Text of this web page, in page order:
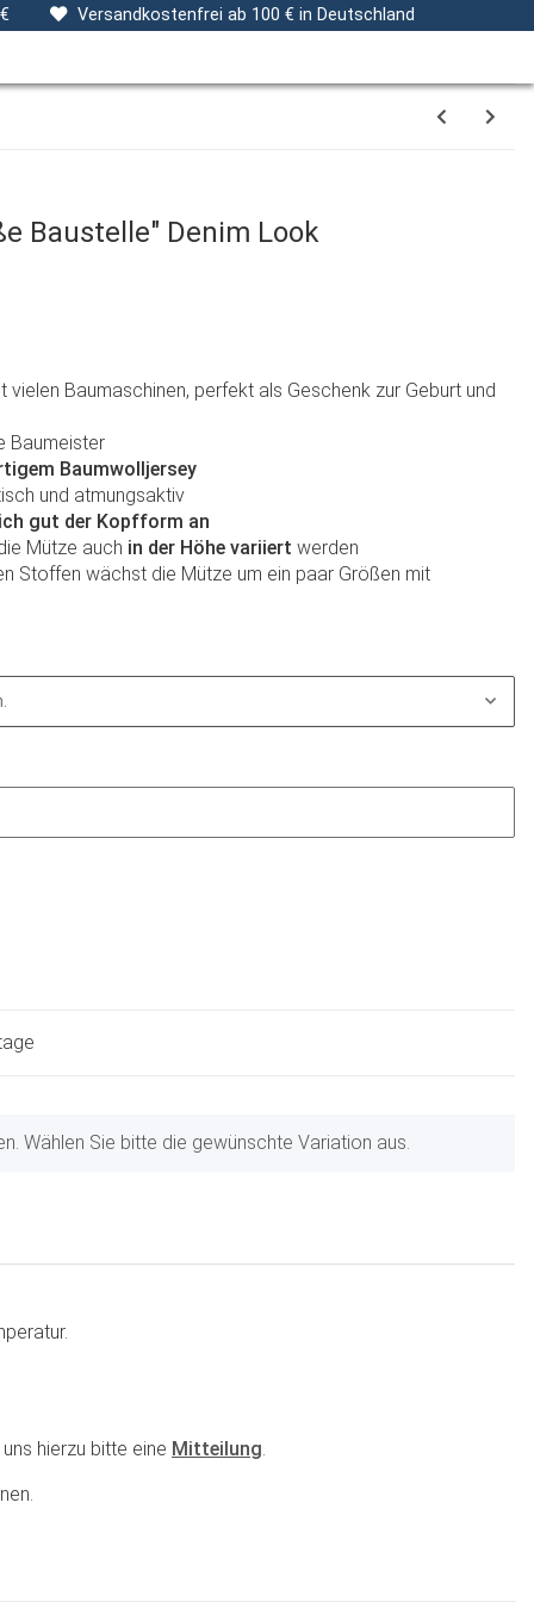
Versandkostenfrei ab 100 € in Deutschland
Stoffe Gutscheine Verpackungsservice
Baustelle" Denim Look
vielen Baumaschinen, perfekt als Geschenk zur Geburt und
Baumeister
Baumwolljersey
und atmungsaktiv
gut der Kopfform an
Mütze auch in der Höhe variiert werden
Stoffen wächst die Mütze um ein paar Größen mit
Wählen Sie bitte die gewünschte Variation aus.
hierzu bitte eine Mitteilung